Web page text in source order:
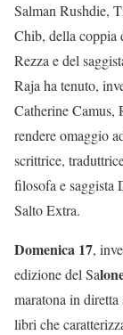
Salman Rushdie,
Chib, della coppia
Rezza e del
Raja ha tenuto,
Catherine Camus,
rendere omaggio
scrittrice,
filosofa e saggista
Salto Extra.
Domenica 17,
edizione del Sa
maratona in
libri che